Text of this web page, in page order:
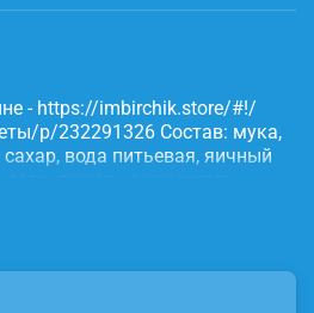
- https://imbirchik.store/#!/
p/232291326 Состав: мука,
вода питьевая, яичный
пищевые красители.